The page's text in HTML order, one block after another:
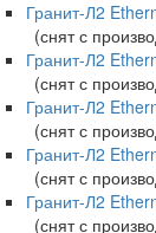
Гранит-Л2
(снят с
Гранит-Л2
(снят с
Гранит-Л2
(снят с
Гранит-Л2
(снят с
Гранит-Л2
(снят с